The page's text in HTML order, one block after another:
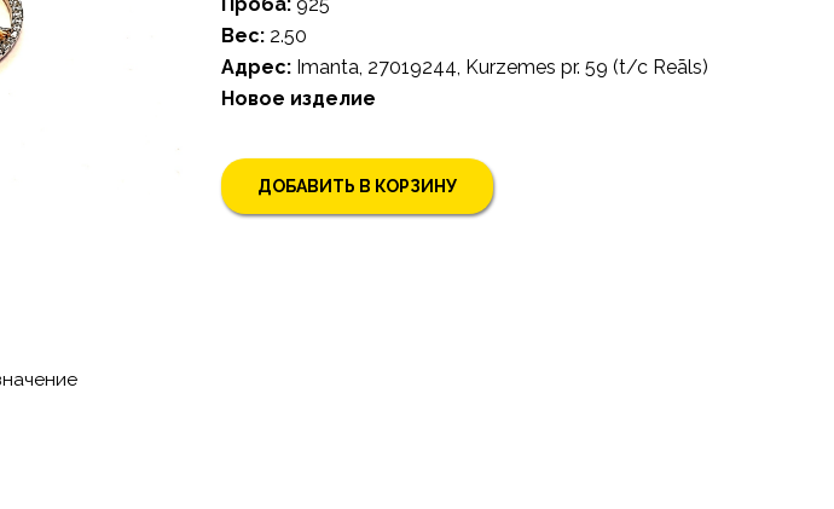
Bес: 2.50
Адрес: Imanta, 27019244, Kurzemes pr. 59 (t/c Reāls)
Новое изделие
ДОБАВИТЬ В КОРЗИНУ